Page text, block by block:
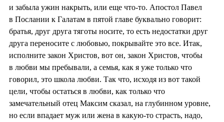
и забыла ужин накрыть, или еще что-то. Апостол Павел
в Послании к Галатам в пятой главе буквально говорит:
братья, друг друга тяготы носите, то есть недостатки друг
друга переносите с любовью, покрывайте это все. Итак,
исполните закон Христов, вот он, закон Христов, чтобы
в любви мы пребывали, а семья, как я уже только что
говорил, это школа любви. Так что, исходя из вот такой
цели, чтобы остаться в любви, как только что
замечательный отец Максим сказал, на глубинном уровне,
но если впадает муж или жена в какую-то страсть, надо,